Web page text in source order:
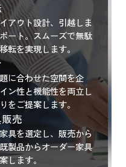
アウト設計、引越しま
ート。スムーズで無駄
転を実現します。
に合わせた空間を企
ン性と機能性を両立し
をご提案します。
売
具を選定し、販売から
製品からオーダー家具
します。